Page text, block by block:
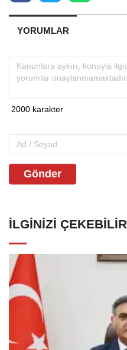
YORUMLAR
Gönder
İLGINIZI ÇEKEBILIR